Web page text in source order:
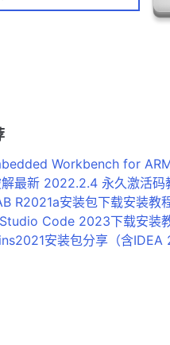
Workbench for ARM v9.30.1激活
最新 2022.2.4 永久激活码
R2021a安装包下载安装教
Code 2023下载安装
安装包分享（含IDEA